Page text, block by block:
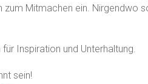
Mitmachen ein. Nirgendwo
Inspiration und Unterhaltung.
sein!